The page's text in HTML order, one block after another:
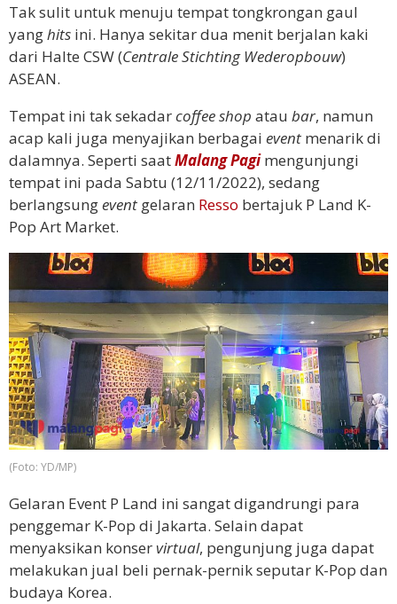
Tak sulit untuk menuju tempat tongkrongan gaul
yanghits ini. Hanya sekitar dua menit berjalan kaki
dari Halte CSW (Centrale Stichting Wederopbouw)
ASEAN.
Tempat ini tak sekadarcoffee shop atau bar, namun
acap kali juga menyajikan berbagai event menarik di
dalamnya. Seperti saatMalang Pagimengunjungi
tempat ini pada Sabtu (12/11/2022), sedang
berlangsungevent gelaran Resso bertajuk P Land K-
Pop Art Market.
(Foto: YD/MP)
Gelaran Event P Land ini sangat digandrungi para
penggemar K-Pop di Jakarta. Selain dapat
menyaksikan konservirtual, pengunjung juga dapat
melakukan jual beli pernak-pernik seputar K-Pop dan
budaya Korea.